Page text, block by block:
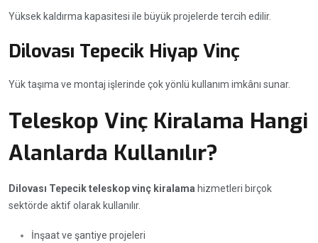
Yüksek kaldırma kapasitesi ile büyük projelerde tercih edilir.
Dilovası Tepecik Hiyap Vinç
Yük taşıma ve montaj işlerinde çok yönlü kullanım imkânı sunar.
Teleskop Vinç Kiralama Hangi
Alanlarda Kullanılır?
Dilovası Tepecik teleskop vinç kiralama hizmetleri birçok
sektörde aktif olarak kullanılır.
İnşaat ve şantiye projeleri